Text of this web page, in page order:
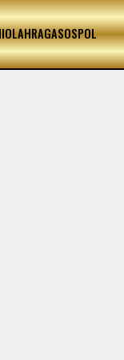
OLAHRAGASOSPOL